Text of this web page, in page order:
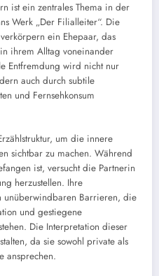
ist ein zentrales Thema in der
Werk „Der Filialleiter“. Die
ein Ehepaar, das
ihrem Alltag voneinander
Entfremdung wird nicht nur
auch durch subtile
und Fernsehkonsum
um die innere
sichtbar zu machen. Während
ist, versucht die Partnerin
herzustellen. Ihre
unüberwindbaren Barrieren, die
und gestiegene
Die Interpretation dieser
da sie sowohl private als
ansprechen.